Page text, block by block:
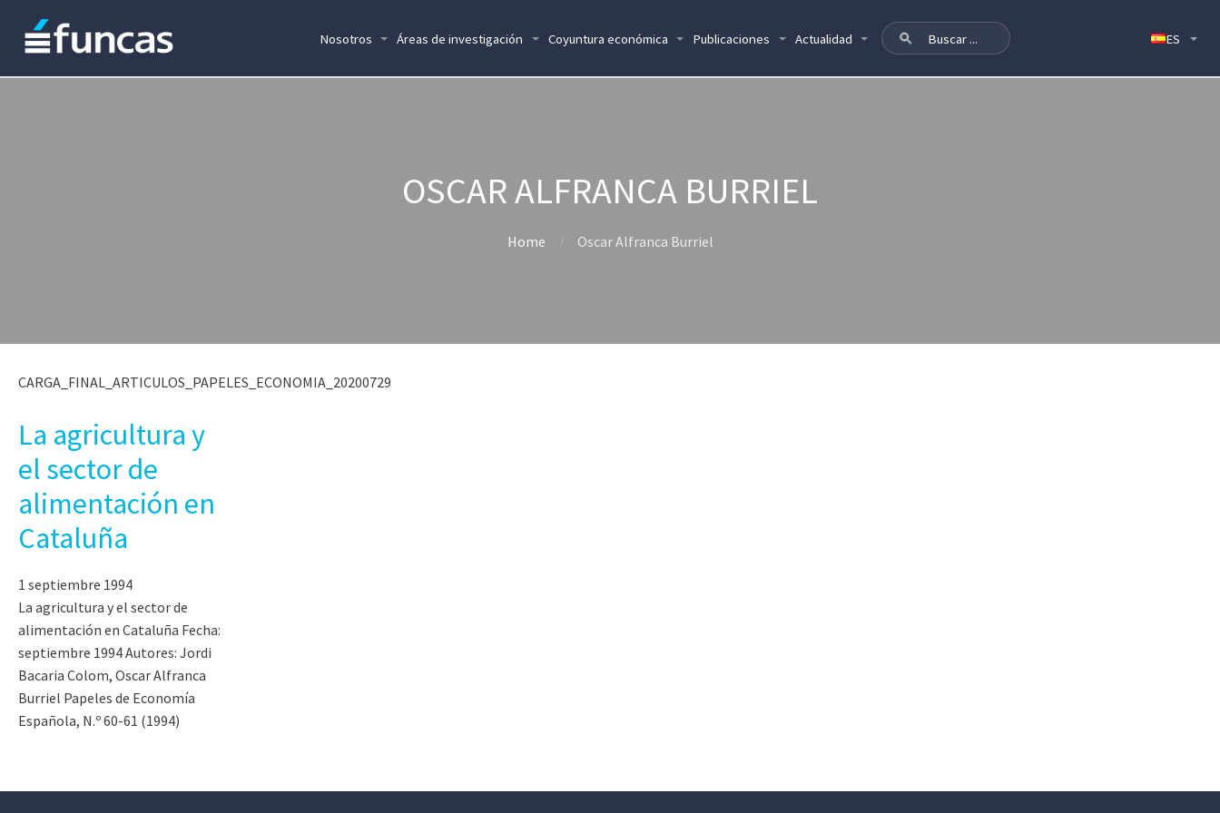
Nosotros Áreas de investigación Coyuntura económica Publicaciones Actualidad
OSCAR ALFRANCA BURRIEL
Home Oscar Alfranca Burriel
CARGA_FINAL_ARTICULOS_PAPELES_ECONOMIA_20200729
La agricultura y
el sector de
alimentación en
Cataluña
1 septiembre 1994
La agricultura y el sector de
alimentación en Cataluña Fecha:
septiembre 1994 Autores: Jordi
Bacaria Colom, Oscar Alfranca
Burriel Papeles de Economía
Española, N.º 60-61 (1994)